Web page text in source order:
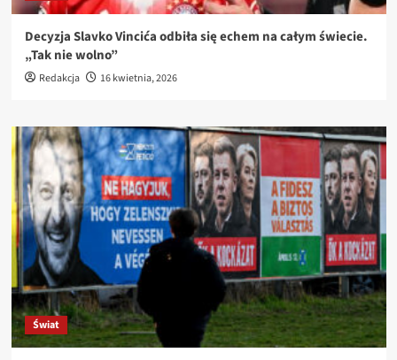
Decyzja Slavko Vincića odbiła się echem na całym świecie.
„Tak nie wolno”
Redakcja 16 kwietnia, 2026
Świat